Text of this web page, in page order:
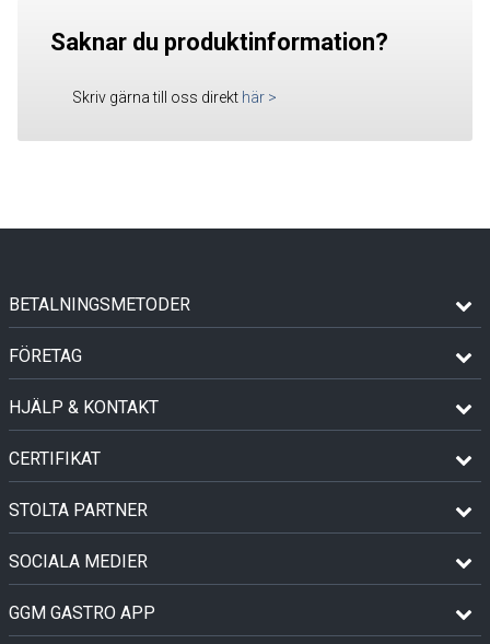
Saknar du produktinformation?
Skriv gärna till oss direkt här >
BETALNINGSMETODER
FÖRETAG
HJÄLP & KONTAKT
CERTIFIKAT
STOLTA PARTNER
SOCIALA MEDIER
GGM GASTRO APP